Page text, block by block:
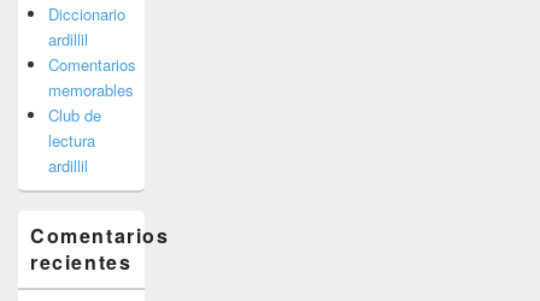
Diccionario
ardillil
Comentarios
memorables
Club de
lectura
ardillil
Comentarios
recientes